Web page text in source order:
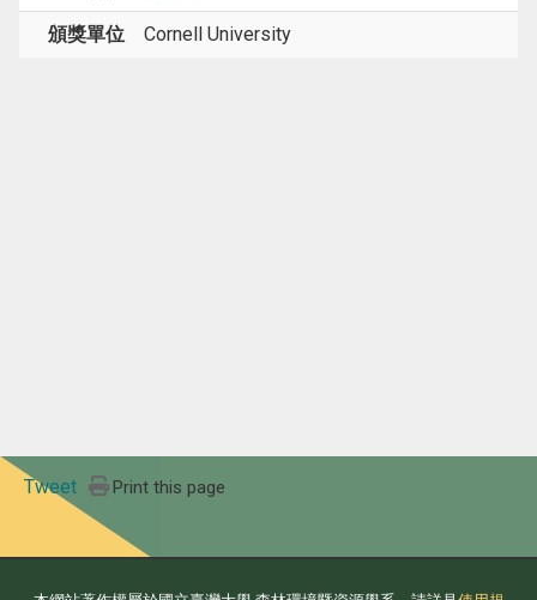
頒獎單位 Cornell University
Tweet Print this page